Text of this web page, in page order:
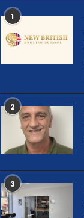
1
2
3